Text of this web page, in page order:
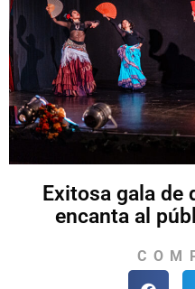
Exitosa gala de
encanta al